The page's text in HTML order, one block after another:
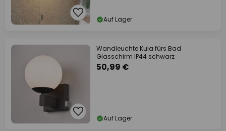
Auf Lager
Wandleuchte Kula fürs Bad
Glasschirm IP44 schwarz
50,99 €
Auf Lager